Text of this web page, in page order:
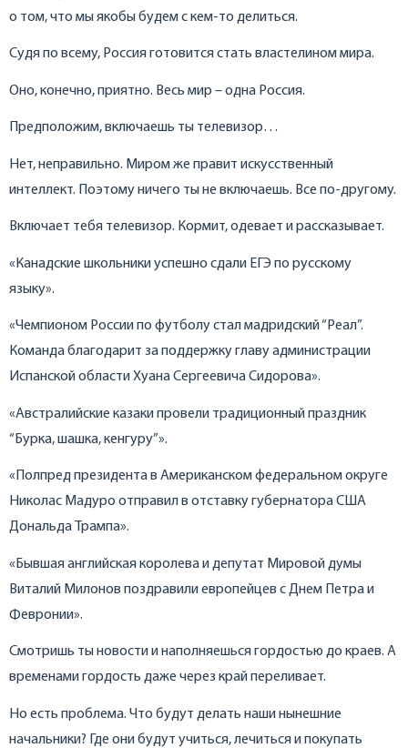
о том, что мы якобы будем с кем-то делиться.
Судя по всему, Россия готовится стать властелином мира.
Оно, конечно, приятно. Весь мир – одна Россия.
Предположим, включаешь ты телевизор…
Нет, неправильно. Миром же правит искусственный
интеллект. Поэтому ничего ты не включаешь. Все по-другому.
Включает тебя телевизор. Кормит, одевает и рассказывает.
«Канадские школьники успешно сдали ЕГЭ по русскому
языку».
«Чемпионом России по футболу стал мадридский “Реал”.
Команда благодарит за поддержку главу администрации
Испанской области Хуана Сергеевича Сидорова».
«Австралийские казаки провели традиционный праздник
“Бурка, шашка, кенгуру”».
«Полпред президента в Американском федеральном округе
Николас Мадуро отправил в отставку губернатора США
Дональда Трампа».
«Бывшая английская королева и депутат Мировой думы
Виталий Милонов поздравили европейцев с Днем Петра и
Февронии».
Смотришь ты новости и наполняешься гордостью до краев. А
временами гордость даже через край переливает.
Но есть проблема. Что будут делать наши нынешние
начальники? Где они будут учиться, лечиться и покупать